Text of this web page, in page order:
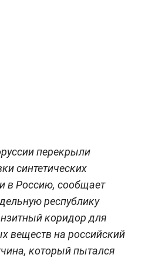
перекрыли
синтетических
в Россию, сообщает
республику
коридор для
веществ на российский
который пытался